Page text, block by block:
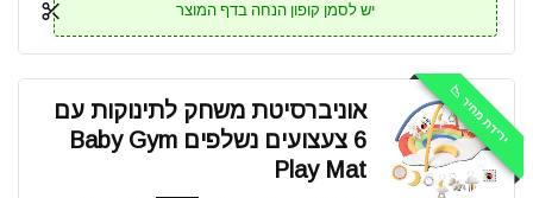
יש לסמן קופון הנחה בדף המוצר
ירידת מחיר 📉
אוניברסיטת משחק לתינוקות עם
6 צעצועים נשלפים Baby Gym
Play Mat